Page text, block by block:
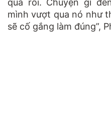
qua rồi. Chuyện gì
mình vượt qua nó như
sẽ cố gắng làm đúng”,